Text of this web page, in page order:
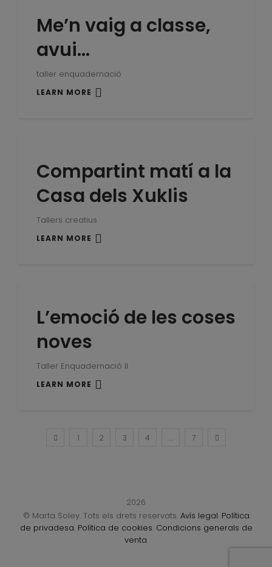
Me’n vaig a classe,
avui…
taller enquadernació
LEARN MORE
Compartint matí a la
Casa dels Xuklis
Tallers creatius
LEARN MORE
L’emoció de les coses
noves
Taller Enquadernació II
LEARN MORE
1 2 3 4 … 7
2026
© Marta Soley. Tots els drets reservats. Avís legal. Política
de privadesa. Política de cookies. Condicions generals de
venta.